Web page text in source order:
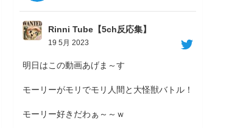
Rinni Tube【5ch反応集】
19 5月 2023
明日はこの動画あげま～す
モーリーがモリでモリ人間と大怪獣バトル！
モーリー好きだわぁ～～ｗ